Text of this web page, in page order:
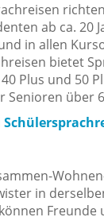
ab ca. 20
in allen
bietet
Plus und 50
Senioren über
in
Freunde